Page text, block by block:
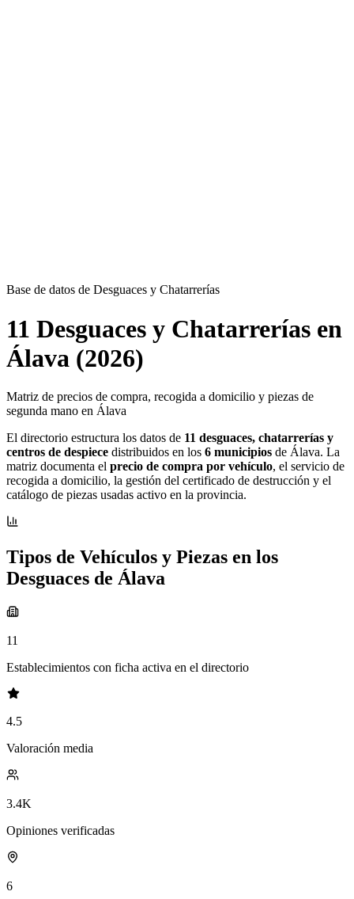
Base de datos de Desguaces y Chatarrerías
11 Desguaces y Chatarrerías en
Álava (2026)
Matriz de precios de compra, recogida a domicilio y piezas de
segunda mano en Álava
El directorio estructura los datos de 11 desguaces, chatarrerías y
centros de despiece distribuidos en los 6 municipios de Álava. La
matriz documenta el precio de compra por vehículo, el servicio de
recogida a domicilio, la gestión del certificado de destrucción y el
catálogo de piezas usadas activo en la provincia.
Tipos de Vehículos y Piezas en los
Desguaces de Álava
11
Establecimientos con ficha activa en el directorio
4.5
Valoración media
3.4K
Opiniones verificadas
6